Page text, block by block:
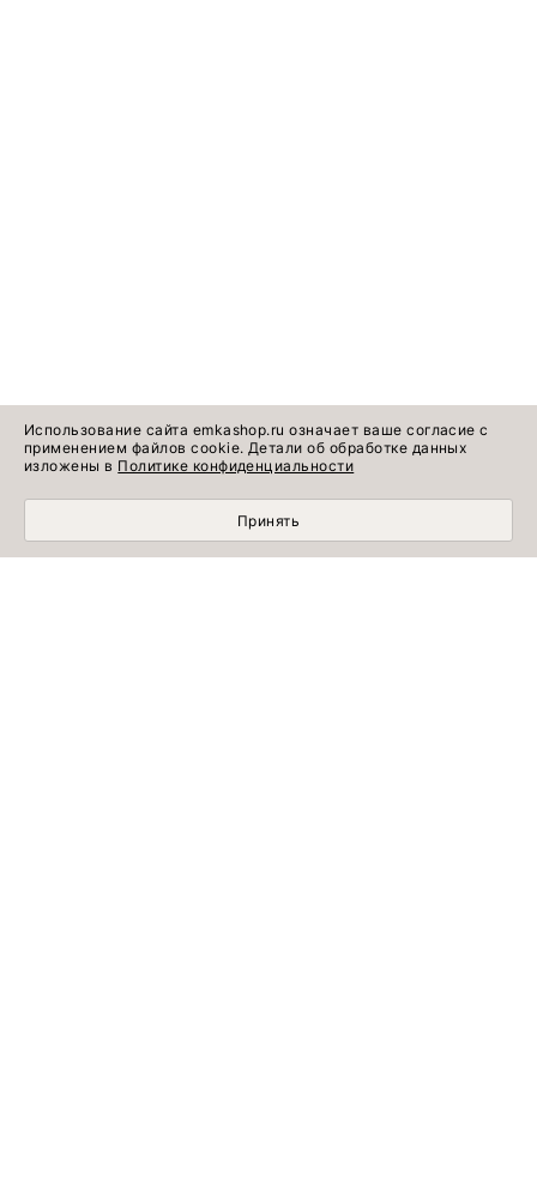
Использование сайта emkashop.ru означает ваше согласие с
применением файлов cookie. Детали об обработке данных
изложены в Политике конфиденциальности
Принять